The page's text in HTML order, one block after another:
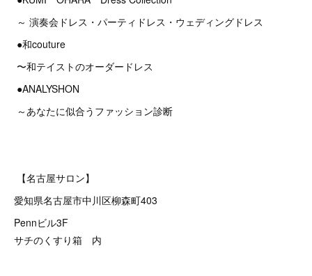
～ 演奏会ドレス・パーティドレス・ウェディングドレス
●和couture
〜和テイストのオーダードレス
●ANALYSHON
～あなたに似合うファッション診断
【名古屋サロン】
愛知県名古屋市中川区柳森町403
Pennビル3F
サチのくすり箱 内